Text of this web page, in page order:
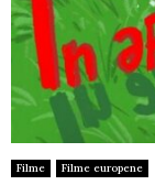
Filme Filme europene